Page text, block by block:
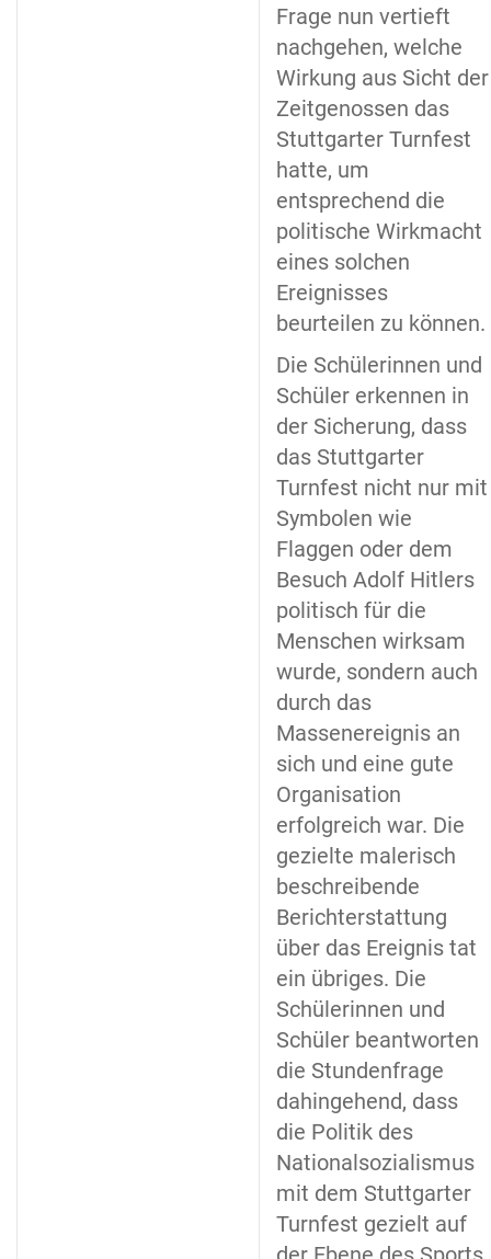
Frage nun vertieft
nachgehen, welche
Wirkung aus Sicht der
Zeitgenossen das
Stuttgarter Turnfest
hatte, um
entsprechend die
politische Wirkmacht
eines solchen
Ereignisses
beurteilen zu können.
Die Schülerinnen und
Schüler erkennen in
der Sicherung, dass
das Stuttgarter
Turnfest nicht nur mit
Symbolen wie
Flaggen oder dem
Besuch Adolf Hitlers
politisch für die
Menschen wirksam
wurde, sondern auch
durch das
Massenereignis an
sich und eine gute
Organisation
erfolgreich war. Die
gezielte malerisch
beschreibende
Berichterstattung
über das Ereignis tat
ein übriges. Die
Schülerinnen und
Schüler beantworten
die Stundenfrage
dahingehend, dass
die Politik des
Nationalsozialismus
mit dem Stuttgarter
Turnfest gezielt auf